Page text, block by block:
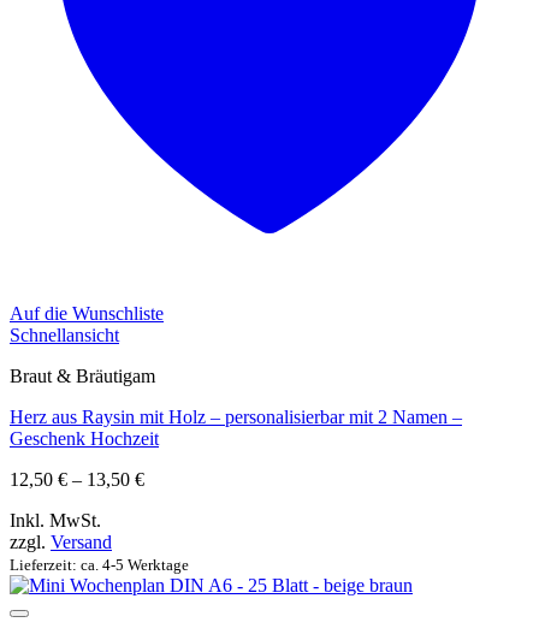
Auf die Wunschliste
Schnellansicht
Braut & Bräutigam
Herz aus Raysin mit Holz – personalisierbar mit 2 Namen –
Geschenk Hochzeit
12,50 € – 13,50 €Preisspanne:
Inkl. MwSt.
zzgl. Versand
Lieferzeit: ca. 4-5 Werktage